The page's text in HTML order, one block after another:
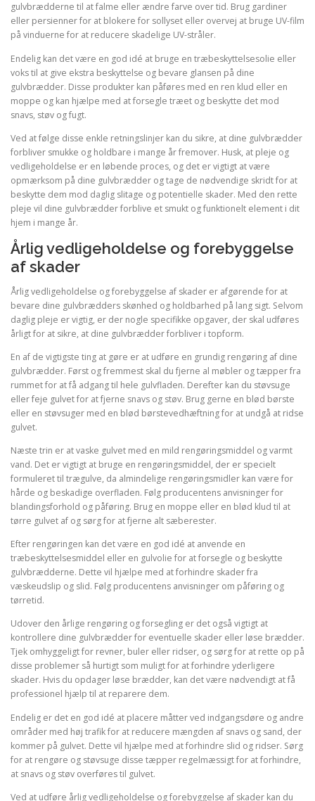
gulvbrædderne til at falme eller ændre farve over tid. Brug gardiner
eller persienner for at blokere for sollyset eller overvej at bruge UV-film
på vinduerne for at reducere skadelige UV-stråler.
Endelig kan det være en god idé at bruge en træbeskyttelsesolie eller
voks til at give ekstra beskyttelse og bevare glansen på dine
gulvbrædder. Disse produkter kan påføres med en ren klud eller en
moppe og kan hjælpe med at forsegle træet og beskytte det mod
snavs, støv og fugt.
Ved at følge disse enkle retningslinjer kan du sikre, at dine gulvbrædder
forbliver smukke og holdbare i mange år fremover. Husk, at pleje og
vedligeholdelse er en løbende proces, og det er vigtigt at være
opmærksom på dine gulvbrædder og tage de nødvendige skridt for at
beskytte dem mod daglig slitage og potentielle skader. Med den rette
pleje vil dine gulvbrædder forblive et smukt og funktionelt element i dit
hjem i mange år.
Årlig vedligeholdelse og forebyggelse
af skader
Årlig vedligeholdelse og forebyggelse af skader er afgørende for at
bevare dine gulvbrædders skønhed og holdbarhed på lang sigt. Selvom
daglig pleje er vigtig, er der nogle specifikke opgaver, der skal udføres
årligt for at sikre, at dine gulvbrædder forbliver i topform.
En af de vigtigste ting at gøre er at udføre en grundig rengøring af dine
gulvbrædder. Først og fremmest skal du fjerne al møbler og tæpper fra
rummet for at få adgang til hele gulvfladen. Derefter kan du støvsuge
eller feje gulvet for at fjerne snavs og støv. Brug gerne en blød børste
eller en støvsuger med en blød børstevedhæftning for at undgå at ridse
gulvet.
Næste trin er at vaske gulvet med en mild rengøringsmiddel og varmt
vand. Det er vigtigt at bruge en rengøringsmiddel, der er specielt
formuleret til trægulve, da almindelige rengøringsmidler kan være for
hårde og beskadige overfladen. Følg producentens anvisninger for
blandingsforhold og påføring. Brug en moppe eller en blød klud til at
tørre gulvet af og sørg for at fjerne alt sæberester.
Efter rengøringen kan det være en god idé at anvende en
træbeskyttelsesmiddel eller en gulvolie for at forsegle og beskytte
gulvbrædderne. Dette vil hjælpe med at forhindre skader fra
væskeudslip og slid. Følg producentens anvisninger om påføring og
tørretid.
Udover den årlige rengøring og forsegling er det også vigtigt at
kontrollere dine gulvbrædder for eventuelle skader eller løse brædder.
Tjek omhyggeligt for revner, buler eller ridser, og sørg for at rette op på
disse problemer så hurtigt som muligt for at forhindre yderligere
skader. Hvis du opdager løse brædder, kan det være nødvendigt at få
professionel hjælp til at reparere dem.
Endelig er det en god idé at placere måtter ved indgangsdøre og andre
områder med høj trafik for at reducere mængden af snavs og sand, der
kommer på gulvet. Dette vil hjælpe med at forhindre slid og ridser. Sørg
for at rengøre og støvsuge disse tæpper regelmæssigt for at forhindre,
at snavs og støv overføres til gulvet.
Ved at udføre årlig vedligeholdelse og forebyggelse af skader kan du